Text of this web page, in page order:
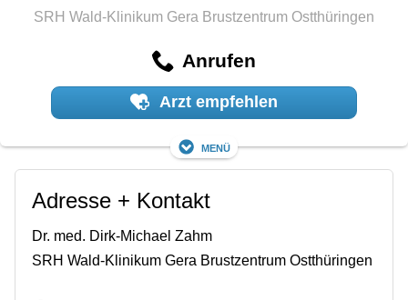
SRH Wald-Klinikum Gera Brustzentrum Ostthüringen
Anrufen
Arzt empfehlen
Menü
Adresse + Kontakt
Dr. med. Dirk-Michael Zahm
SRH Wald-Klinikum Gera Brustzentrum Ostthüringen